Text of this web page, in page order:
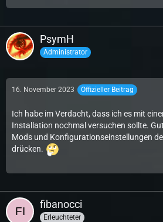
PsymH
Administrator
16. November 2023 Offizieller Beitrag
Ich habe im Verdacht, dass ich es mit
Installation nochmal versuchen sollte.
Mods und Konfigurationseinstellungen
drücken.
fibanocci
Erleuchteter